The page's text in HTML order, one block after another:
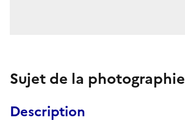
Sujet de la photographie
Description